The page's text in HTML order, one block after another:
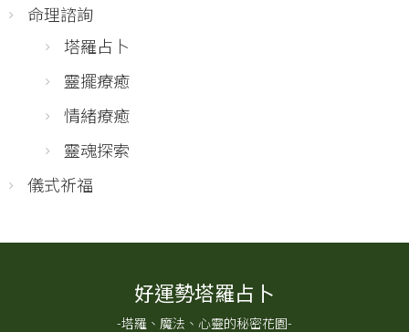
命理諮詢
塔羅占卜
靈擺療癒
情緒療癒
靈魂探索
儀式祈福
好運勢塔羅占卜
-塔羅、魔法、心靈的秘密花園-